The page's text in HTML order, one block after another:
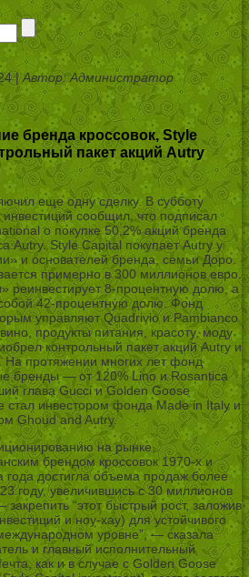
| Автор: Администратор
бренда кроссовок, Style
пакет акций Autry
еще одну сделку. В субботу
сообщил, что подписал
о покупке 50,2% акций бренда
Autry. Style Capital покупает Autry у
и основателей бренда, семьи Доро.
примерно в 300 миллионов евро.
реинвестирует 8-процентную долю, а
42-процентную долю. Фонд
управляют Quadrivio и Pambianco
продукты питания, красоту, моду
контрольный пакет акций Autry и
На протяжении многих лет фонд
бренды — от 120% Lino и Rosantica
глава Gucci и Golden Goose
стал инвестором фонда Made in Italy и
Ghoud and Autry.
на рынке,
брендом кроссовок 1970-х и
года достигла объема продаж более
году, увеличившись с 30 миллионов
“этот быстрый рост, заложив
и ноу-хау) для устойчивого
уровне”, — сказала
и главный исполнительный
как и в случае с Golden Goose